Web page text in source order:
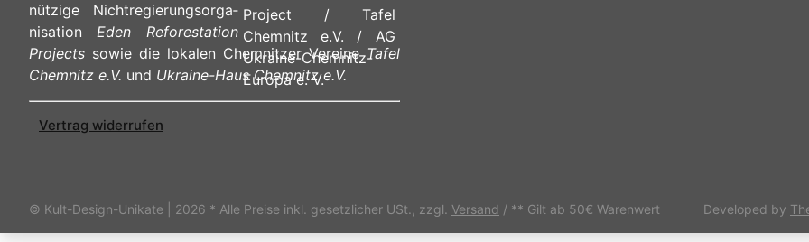
nüt­zi­ge Nicht­re­gie­rungs­or­ga­
ni­sa­ti­onEden Reforestation
Projects sowie die lokalen Chemnitzer VereineTafel
Chemnitz e.V. und Ukraine-Haus Chemnitz e.V.
Vertrag widerrufen
© Kult-Design-Unikate | 2026 * Alle Preise inkl. gesetzlicher USt., zzgl. Versand / ** Gilt ab 50€ Warenwert Developed by